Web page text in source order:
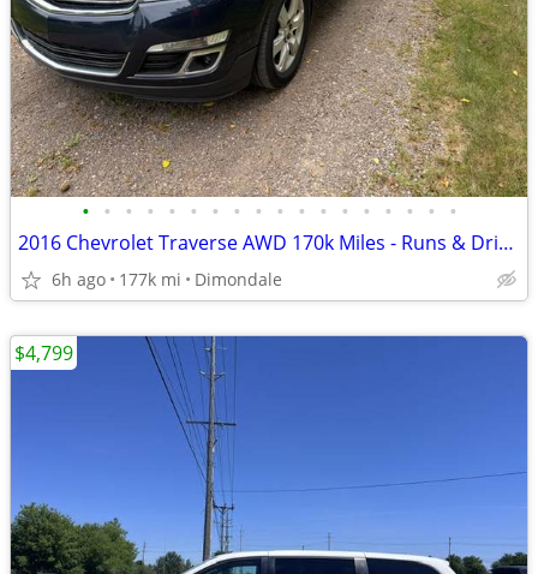
• • • • • • • • • • • • • • • • • •
2016 Chevrolet Traverse AWD 170k Miles - Runs & Drives Great
6h ago 177k mi Dimondale
$4,799